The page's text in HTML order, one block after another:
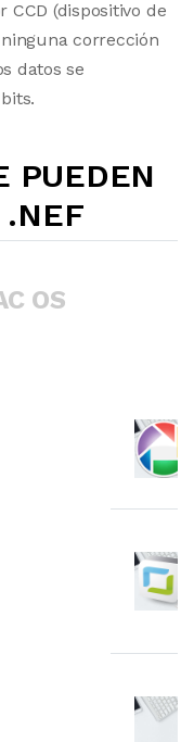
(dispositivo de
corrección
datos se
PUEDEN
.NEF
OS